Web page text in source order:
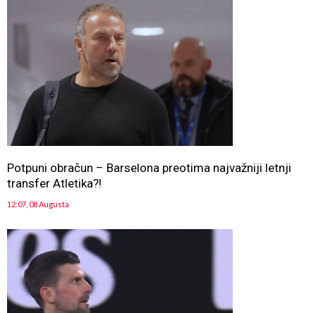
Potpuni obračun – Barselona preotima najvažniji letnji
transfer Atletika?!
12:07, 08 Augusta